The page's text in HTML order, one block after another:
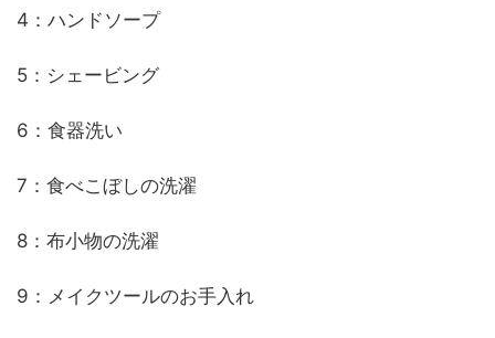
4：ハンドソープ
5：シェービング
6：食器洗い
7：食べこぼしの洗濯
8：布小物の洗濯
9：メイクツールのお手入れ